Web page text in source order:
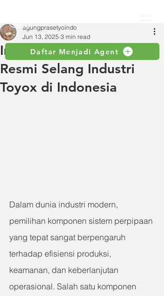
Daftar Menjadi Agent
Indah Jaya, Distributor
Resmi Selang Industri
Toyox di Indonesia
agungprasetyoindo
Jun 13, 2025 3 min read
Dalam dunia industri modern,
pemilihan komponen sistem perpipaan
yang tepat sangat berpengaruh
terhadap efisiensi produksi,
keamanan, dan keberlanjutan
operasional. Salah satu komponen